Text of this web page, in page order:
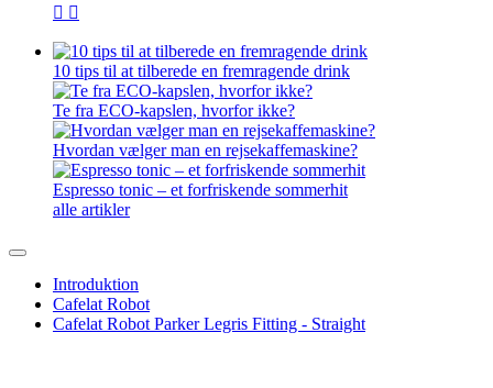
10 tips til at tilberede en fremragende drink
Te fra ECO-kapslen, hvorfor ikke?
Hvordan vælger man en rejsekaffemaskine?
Espresso tonic – et forfriskende sommerhit
alle artikler
Introduktion
Cafelat Robot
Cafelat Robot Parker Legris Fitting - Straight